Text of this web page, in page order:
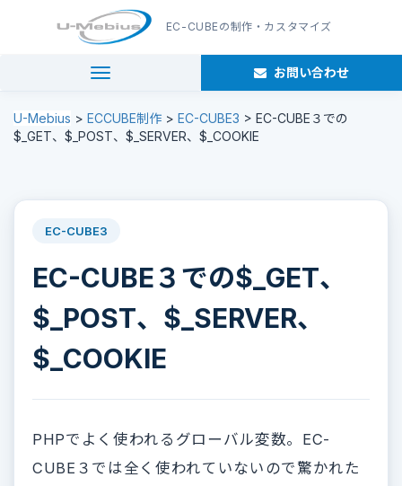
EC-CUBEの制作・カスタマイズ
navigation お問い合わせ
U-Mebius > ECCUBE制作 > EC-CUBE3 > EC-CUBE３での
$_GET、$_POST、$_SERVER、$_COOKIE
EC-CUBE3
EC-CUBE３での$_GET、
$_POST、$_SERVER、
$_COOKIE
PHPでよく使われるグローバル変数。EC-
CUBE３では全く使われていないので驚かれた